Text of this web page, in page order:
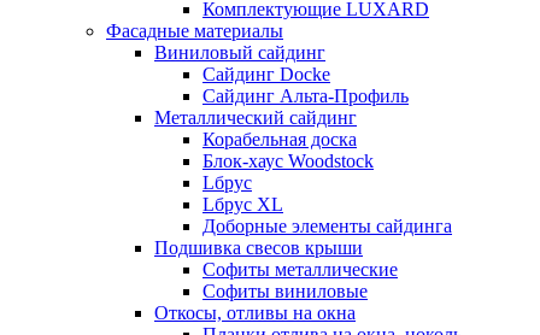
Комплектующие LUXARD
Фасадные материалы
Виниловый сайдинг
Сайдинг Docke
Сайдинг Альта-Профиль
Металлический сайдинг
Корабельная доска
Блок-хаус Woodstock
Lбрус
Lбрус XL
Доборные элементы сайдинга
Подшивка свесов крыши
Софиты металлические
Софиты виниловые
Откосы, отливы на окна